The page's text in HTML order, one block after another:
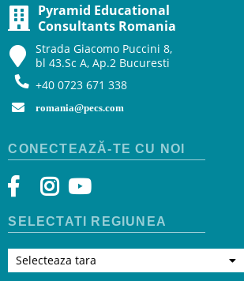
Pyramid Educational
Consultants Romania
Strada Giacomo Puccini 8,
bl 43.Sc A, Ap.2 Bucuresti
+40 0723 671 338
romania@pecs.com
CONECTEAZĂ-TE CU NOI
SELECTATI REGIUNEA
Selecteaza tara